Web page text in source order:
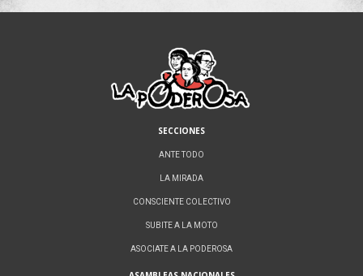
SECCIONES
ANTE TODO
LA MIRADA
CONSCIENTE COLECTIVO
SUBITE A LA MOTO
ASOCIATE A LA PODEROSA